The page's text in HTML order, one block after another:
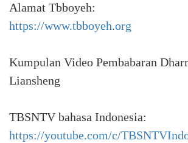
Alamat Tbboyeh:
https://www.tbboyeh.org
Kumpulan Video Pembabaran
Liansheng
TBSNTV bahasa Indonesia:
https://youtube.com/c/